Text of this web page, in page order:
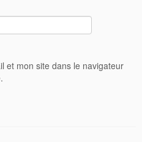
et mon site dans le navigateur